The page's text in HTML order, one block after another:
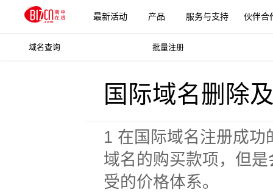
最新活动 产品 服务与支持 伙伴合
更多产品
域名查询 批量注册
国际域名删除
1 在国际域名注册成
域名的购买款项，但
受的价格体系。